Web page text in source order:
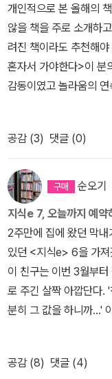
개인적으로 본 올해의
않을 책을 주로 소개하
려진 책이라도 추천해
혼자서 가야한다>이 분
감동이였고 놀라움의
한 의지와 산티아고의
섬세하고 감동적으로
많이 놀랐습니다. 문장
용과 자신의 바닥까지
해에 읽은 책중에 아마
2. 전성원의 <누가 우
어간 사람들의 이야기
의 책이라고 생각할수
달해주는 좁은 관점에
책이 아닌것은 그들이
길이 되었는지 그 명암
이 성공했다. 그들을
시기때나 사후에 그리고
공감 (3) 댓글 (0)
순오기
지식e 7, 오늘까지 예
2주만에 집에 왔던 막내
있던 <지식e> 6을 가져
이 친구는 이번 3월부
로 주긴 살짝 아깝단다.
분히 그 값을 하니까...'
VD를 주는 이벤트가
6권과 더불어 7권을 장
공감 (8) 댓글 (4)